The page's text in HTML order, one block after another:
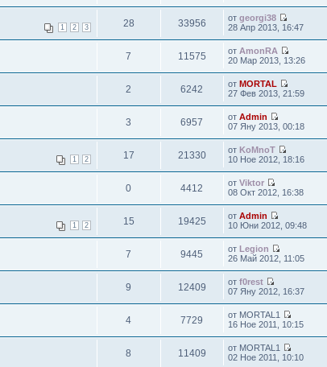
1 2 3 28 33956 отgeorgi38
28 Апр 2013, 16:47
7 11575 от AmonRA
20 Мар 2013, 13:26
2 6242 отMORTAL
27 Фев 2013, 21:59
3 6957 отAdmin
07 Яну 2013, 00:18
1 2 17 21330 отKoMnoT
10 Ное 2012, 18:16
0 4412 отViktor
08 Окт 2012, 16:38
1 2 15 19425 отAdmin
10 Юни 2012, 09:48
7 9445 отLegion
26 Май 2012, 11:05
9 12409 отf0rest
07 Яну 2012, 16:37
4 7729
от MORTAL1
16 Ное 2011, 10:15
8 11409
от MORTAL1
02 Ное 2011, 10:10